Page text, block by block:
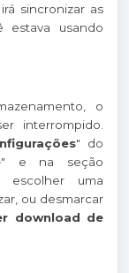
sincronizar as
estava usando
o
interrompido.
" do
" e na seção
escolher uma
ou desmarcar
download de